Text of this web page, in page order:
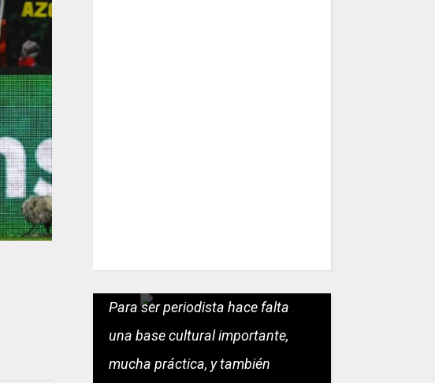
Para ser periodista hace falta
una base cultural importante,
mucha práctica, y también